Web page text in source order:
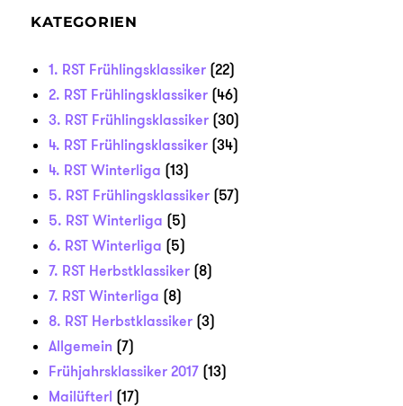
KATEGORIEN
1. RST Frühlingsklassiker (22)
2. RST Frühlingsklassiker (46)
3. RST Frühlingsklassiker (30)
4. RST Frühlingsklassiker (34)
4. RST Winterliga (13)
5. RST Frühlingsklassiker (57)
5. RST Winterliga (5)
6. RST Winterliga (5)
7. RST Herbstklassiker (8)
7. RST Winterliga (8)
8. RST Herbstklassiker (3)
Allgemein (7)
Frühjahrsklassiker 2017 (13)
Mailüfterl (17)